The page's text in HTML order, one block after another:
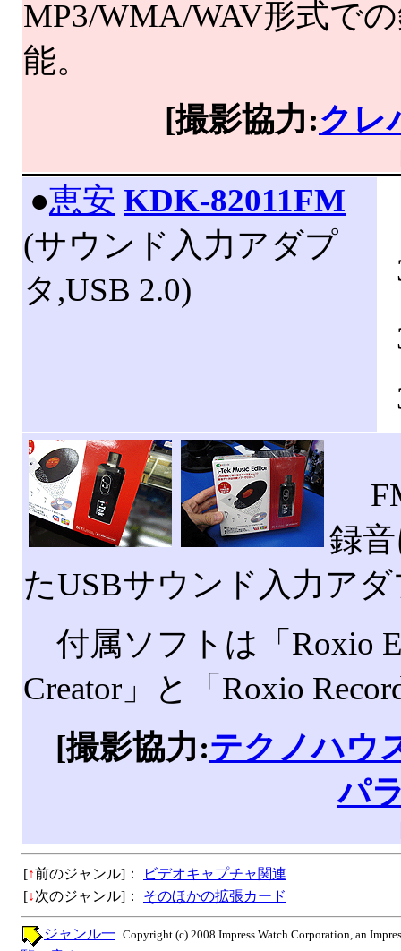
MP3/WMA/WAV形式で
能。
[撮影協力:クレ
●恵安 KDK-82011FM
(サウンド入力アダプ
タ,USB 2.0)
録
たUSBサウンド入力ア
付属ソフトは「Roxio
Creator」と「Roxio
[撮影協力:テクノハウ
パ
[↑前のジャンル]：
ビデオキャプチャ関連
[↓次のジャンル]： そのほかの拡張カード
Copyright (c) 2008 Impress Watch Corporation, an
ジャンル一